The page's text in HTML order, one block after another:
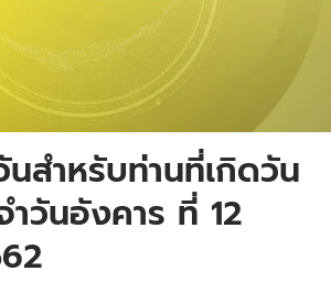
สำหรับท่านที่เกิดวัน
ำวันอังคาร ที่ 12